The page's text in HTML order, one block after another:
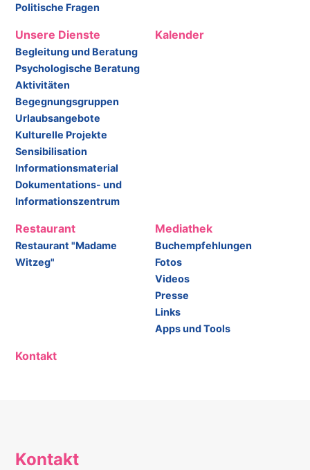
Politische Fragen
Unsere Dienste
Begleitung und Beratung
Psychologische Beratung
Aktivitäten
Begegnungsgruppen
Urlaubsangebote
Kulturelle Projekte
Sensibilisation
Informationsmaterial
Dokumentations- und
Informationszentrum
Kalender
Restaurant
Restaurant "Madame
Witzeg"
Mediathek
Buchempfehlungen
Fotos
Videos
Presse
Links
Apps und Tools
Kontakt
Kontakt